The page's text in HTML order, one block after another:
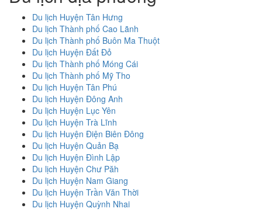
Du lịch Huyện Tân Hưng
Du lịch Thành phố Cao Lãnh
Du lịch Thành phố Buôn Ma Thuột
Du lịch Huyện Đất Đỏ
Du lịch Thành phố Móng Cái
Du lịch Thành phố Mỹ Tho
Du lịch Huyện Tân Phú
Du lịch Huyện Đông Anh
Du lịch Huyện Lục Yên
Du lịch Huyện Trà Lĩnh
Du lịch Huyện Điện Biên Đông
Du lịch Huyện Quản Bạ
Du lịch Huyện Đình Lập
Du lịch Huyện Chư Păh
Du lịch Huyện Nam Giang
Du lịch Huyện Trần Văn Thời
Du lịch Huyện Quỳnh Nhai